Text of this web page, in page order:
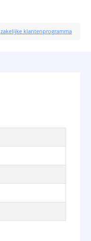
zakelijke klantenprogramma